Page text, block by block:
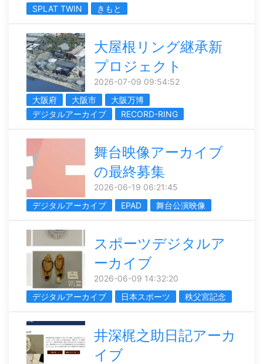
SPLAT TWIN
きもと
大屋根リング継承新
プロジェクト
2026-07-09 09:54:52
大阪府
大阪市
大阪万博
デジタルアーカイブ
RECORD-RING
舞台映像アーカイブ
の最終募集
2026-06-19 06:21:45
デジタルアーカイブ
EPAD 舞台公演映像
スポーツデジタルア
ーカイブ
2026-06-09 14:32:20
デジタルアーカイブ
日本スポーツ 秩父宮記念
井深梶之助日記アーカ
イブ